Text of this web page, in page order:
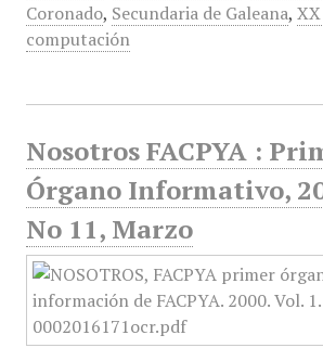
Coronado, Secundaria de Galeana,
computación
Nosotros FACPYA :
Órgano Informativo,
No 11, Marzo